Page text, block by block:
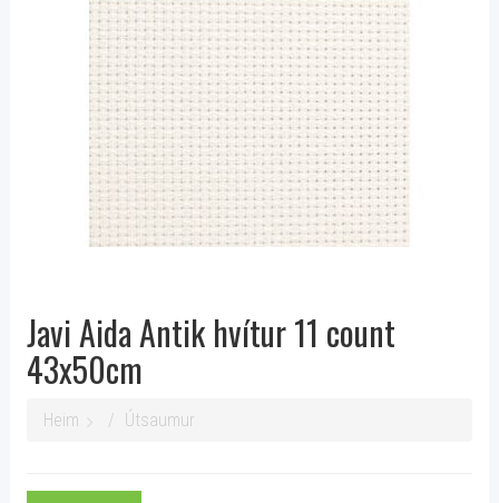
Javi Aida Antik hvítur 11 count
43x50cm
Heim Útsaumur